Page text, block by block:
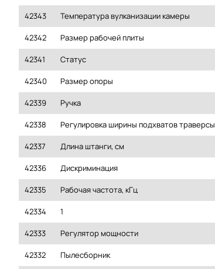
42343 Температура вулканизации камеры
42342 Размер рабочей плиты
42341 Статус
42340 Размер опоры
42339 Ручка
42338 Регулировка ширины подхватов траверсы
42337 Длина штанги, см
42336 Дискриминация
42335 Рабочая частота, кГц
42334 1
42333 Регулятор мощности
42332 Пылесборник